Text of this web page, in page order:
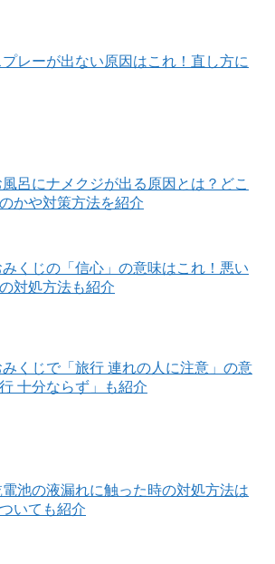
プレーが出ない原因はこれ！直し方に
風呂にナメクジが出る原因とは？どこ
かや対策方法を紹介
みくじの「信心」の意味はこれ！悪い
対処方法も紹介
みくじで「旅行 連れの人に注意」の意
十分ならず」も紹介
電池の液漏れに触った時の対処方法は
いても紹介